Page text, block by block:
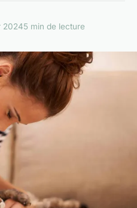
20245 min de lecture